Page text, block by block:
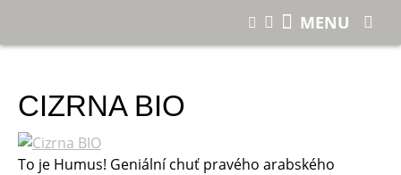
CIZRNA BIO
To je Humus! Geniální chuť pravého arabského
MENU